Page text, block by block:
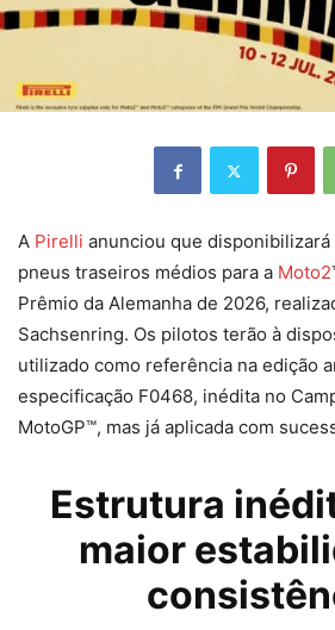
A Pirelli anunciou que disponibilizará
pneus traseiros médios para a Moto2
Prêmio da Alemanha de 2026,
Sachsenring. Os pilotos terão à
utilizado como referência na edição
especificação F0468, inédita no
MotoGP™, mas já aplicada com
Estrutura
maior